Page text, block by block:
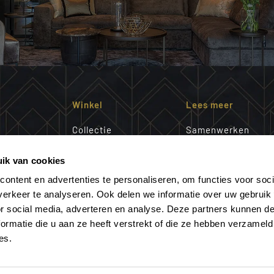
van cookies
en advertenties te personaliseren, om functies voor
te analyseren. Ook delen we informatie over uw gebruik
social media, adverteren en analyse. Deze partners kunnen
die u aan ze heeft verstrekt of die ze hebben
Wij
Winkel
Collectie
Portfolio
Showroom
Lees meer
Samenwerken
Magazine
aanvragen